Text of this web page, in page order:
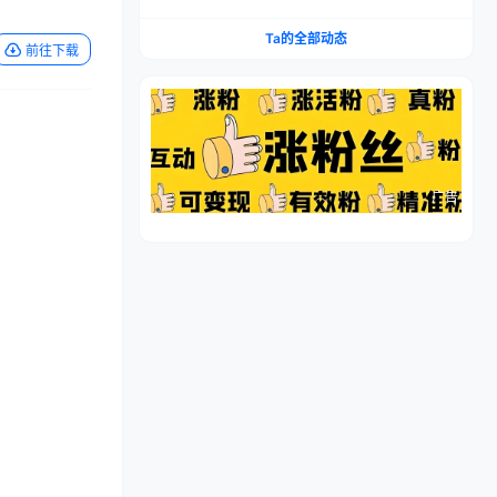
前往下载
Ta的全部动态
广告